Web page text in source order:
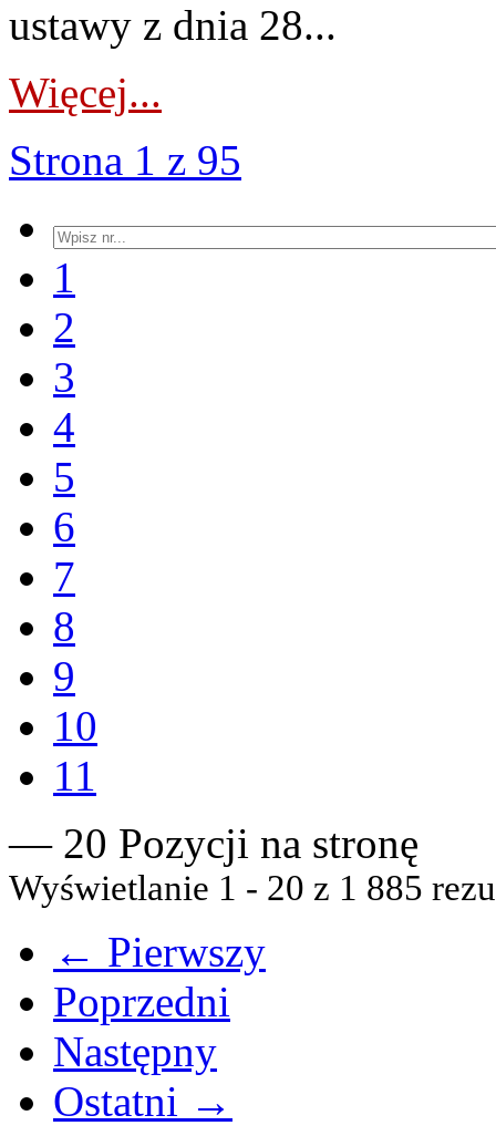
ustawy z dnia 28...
Więcej...
Strona 1 z 95
1
2
3
4
5
6
7
8
9
10
11
— 20 Pozycji na stronę
Wyświetlanie 1 - 20 z 1 885
← Pierwszy
Poprzedni
Następny
Ostatni →